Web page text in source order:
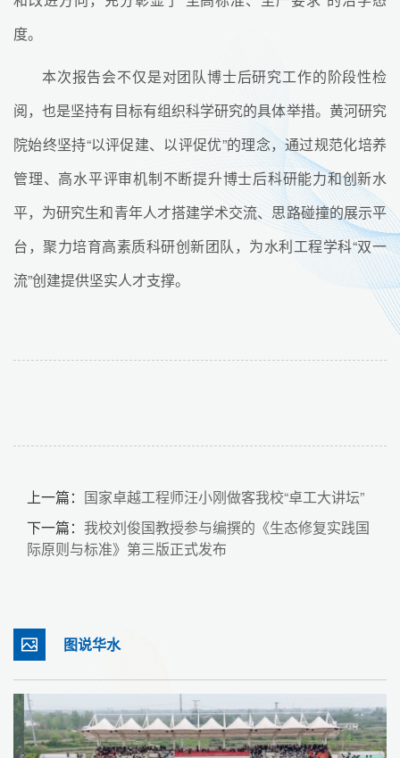
度。
本次报告会不仅是对团队博士后研究工作的阶段性检
阅，也是坚持有目标有组织科学研究的具体举措。黄河研究
院始终坚持“以评促建、以评促优”的理念，通过规范化培养
管理、高水平评审机制不断提升博士后科研能力和创新水
平，为研究生和青年人才搭建学术交流、思路碰撞的展示平
台，聚力培育高素质科研创新团队，为水利工程学科“双一
流”创建提供坚实人才支撑。
上一篇： 国家卓越工程师汪小刚做客我校“卓工大讲坛”
下一篇： 我校刘俊国教授参与编撰的《生态修复实践国
际原则与标准》第三版正式发布
图说华水